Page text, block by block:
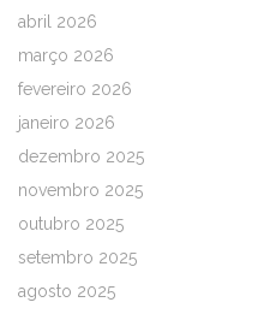
abril 2026
março 2026
fevereiro 2026
janeiro 2026
dezembro 2025
novembro 2025
outubro 2025
setembro 2025
agosto 2025